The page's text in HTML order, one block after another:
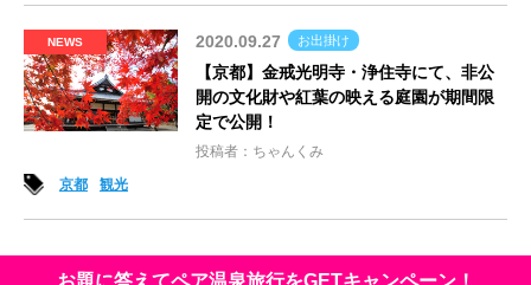
NEWS 2020.09.27 お出掛け
【京都】金戒光明寺・浄住寺にて、非公
開の文化財や紅葉の映える庭園が期間限
定で公開！
投稿者：ちゃんくみ
京都
観光
お題に答えてペア温泉旅行をGETキャンペーン！